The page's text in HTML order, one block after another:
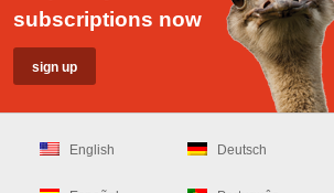
subscriptions now
English Deutsch